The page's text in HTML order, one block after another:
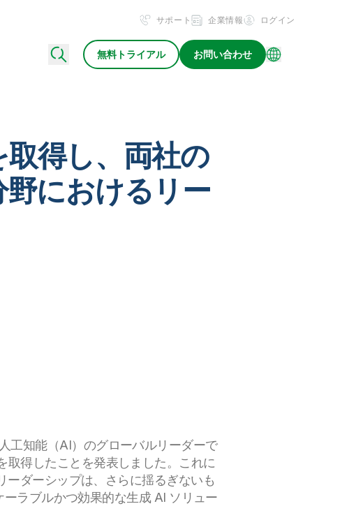
サポート 企業情報 ログイン
無料トライアル お問い合わせ
得し、両社の
におけるリー
工知能（AI）のグローバルリーダーで
取得したことを発表しました。これに
ーダーシップは、さらに揺るぎないも
ラブルかつ効果的な生成 AI ソリュー